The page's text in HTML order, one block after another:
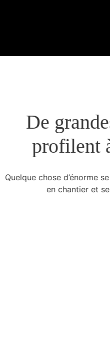
De
profilent
Quelque chose d’énorme
en chantier et